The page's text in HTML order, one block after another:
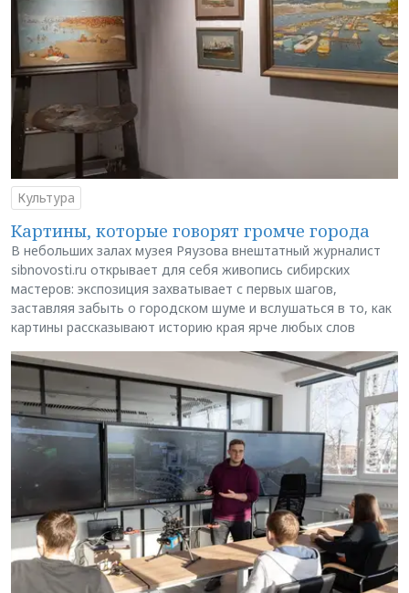
Культура
Картины, которые говорят громче города
В небольших залах музея Ряузова внештатный журналист
sibnovosti.ru открывает для себя живопись сибирских
мастеров: экспозиция захватывает с первых шагов,
заставляя забыть о городском шуме и вслушаться в то, как
картины рассказывают историю края ярче любых слов